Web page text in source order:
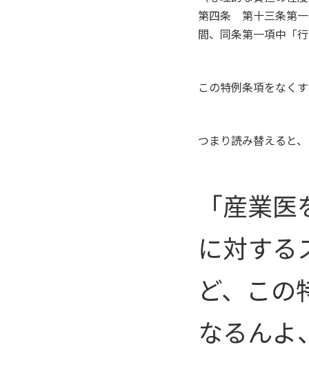
第四条 第十三条第一
間、同条第一項中「
この特例条項をなく
つまり読み替えると、
「産業
に対する
ど、こ
なるんよ